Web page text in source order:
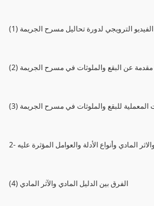
(1) الفيديو الترويجي لدورة تحاليل مسرح الجريمة
(2) مقدمة عن البقع والملوثات في مسرح الجريمة
المعملية للبقع والملوثات في مسرح الجريمة
المادي وأنواع الأدلة والعوامل المؤثرة عليه
(4) الفرق بين الدليل المادي والآثر المادي